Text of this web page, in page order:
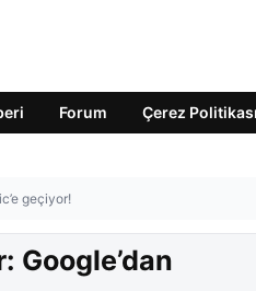
Forum Çerez Politikası
geçiyor!
Google’dan